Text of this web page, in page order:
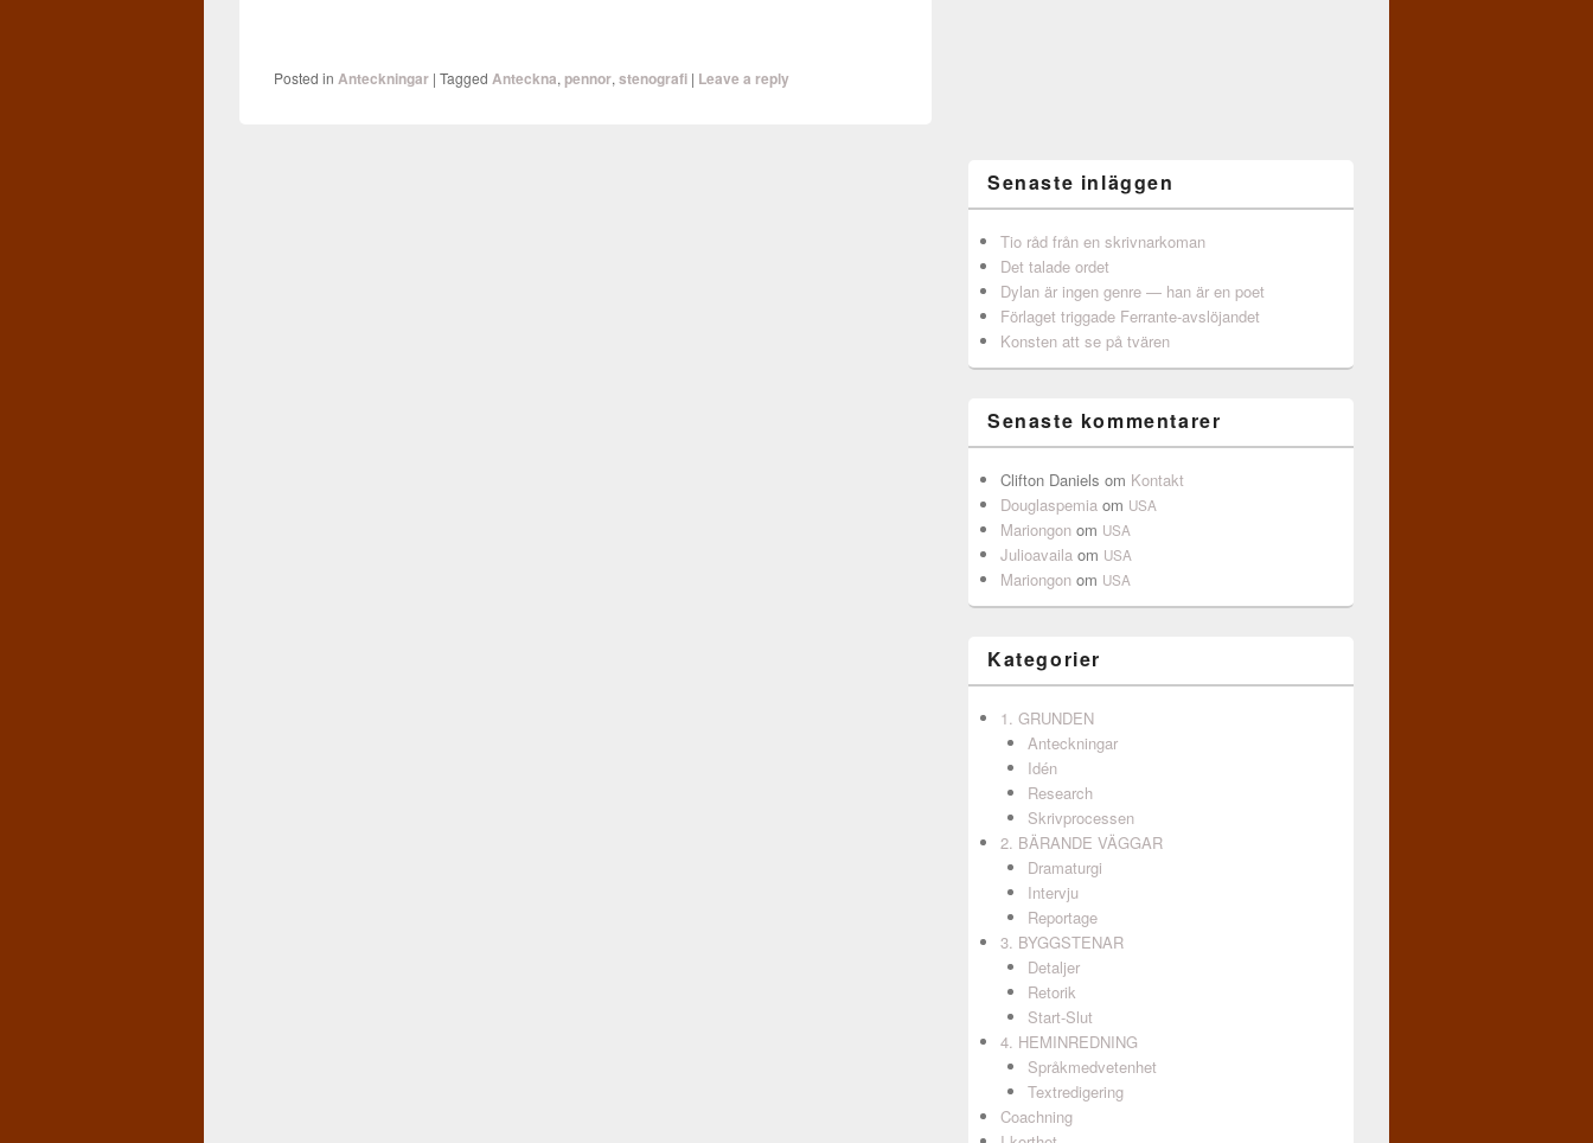
Posted in Anteckningar |Tagged Anteckna,pennor,stenografi | Leave a reply
Senaste inläggen
Tio råd från en skrivnarkoman
Det talade ordet
Dylan är ingen genre — han är en poet
Förlaget triggade Ferrante-avslöjandet
Konsten att se på tvären
Senaste kommentarer
Clifton Daniels om Kontakt
Douglaspemia om USA
Mariongon om USA
Julioavaila om USA
Mariongon om USA
Kategorier
1. GRUNDEN
Anteckningar
Idén
Research
Skrivprocessen
2. BÄRANDE VÄGGAR
Dramaturgi
Intervju
Reportage
3. BYGGSTENAR
Detaljer
Retorik
Start-Slut
4. HEMINREDNING
Språkmedvetenhet
Textredigering
Coachning